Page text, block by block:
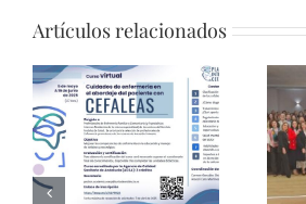
Artículos relacionados